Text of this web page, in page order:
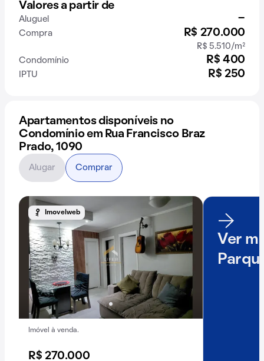
Valores a partir de
Aluguel -
Compra R$ 270.000
R$ 5.510/m²
Condomínio
R$ 400
IPTU R$ 250
Apartamentos disponíveis no
Condomínio em Rua Francisco Braz
Prado, 1090
Imovelweb
Imóvel à venda.
R$ 270.000
Ver
Alugar Comprar